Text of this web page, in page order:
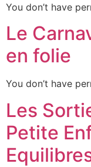
You don’t have
Le
en folie
You don’t have
Les
Petite